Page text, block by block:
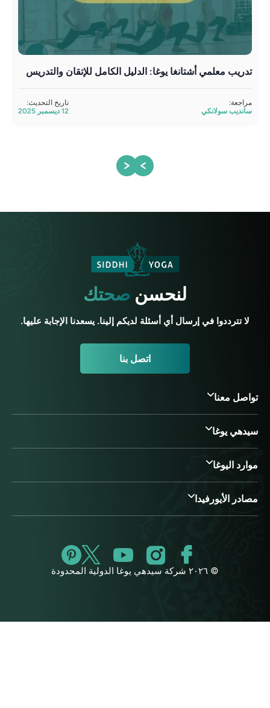
تدريب معلمي أشتانغا يوغا: الدليل الكامل للإتقان والتدريس
مراجعة:
سانديب سولانكي
تاريخ التحديث:
12 ديسمبر 2025
لنحسنصحتك
لا تترددوا في إرسال أي أسئلة لديكم إلينا. يسعدنا الإجابة عليها.
اتصل بنا
تواصل معنا
سيدهي يوغا
موارد اليوغا
مصادر الأيورفيدا
© ٢٠٢٦ شركة سيدهي يوغا الدولية المحدودة